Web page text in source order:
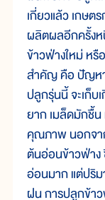
เกี่ยวแล้ว เกษต
ผลิตผลอีกครั้งห
ข้าวฟ่างใหม่ ห
สำคัญ คือ ปัญห
ปลูกรุ่นนี้ จะเก็บ
ยาก เมล็ดมักชื้น
คุณภาพ นอกจา
ต้นอ่อนข้าวฟ่าง
อ่อนมาก แต่ปริ
ฝน การปลูกข้า